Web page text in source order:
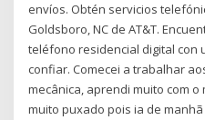
envíos. Obtén servicios
Goldsboro, NC de AT&T.
teléfono residencial digital con
confiar. Comecei a trabalhar
mecânica, aprendi muito com
muito puxado pois ia de